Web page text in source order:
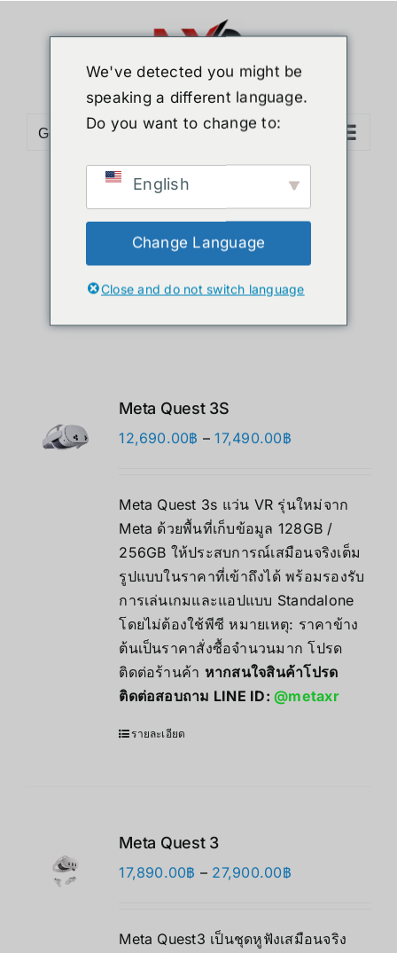
Go to...
Sort byDefault Order
Show36 Products
Meta Quest 3S
12,690.00฿ – 17,490.00฿Price
through
17,490.00฿
Meta Quest 3s แว่น VR รุ่นใหม่จาก
Meta ด้วยพื้นที่เก็บข้อมูล 128GB /
256GB ให้ประสบการณ์เสมือนจริงเต็ม
รูปแบบในราคาที่เข้าถึงได้ พร้อมรองรับ
การเล่นเกมและแอปแบบ Standalone
โดยไม่ต้องใช้พีซี หมายเหตุ: ราคาข้าง
ต้นเป็นราคาสั่งซื้อจำนวนมาก โปรด
ติดต่อร้านค้า หากสนใจสินค้าโปรด
ติดต่อสอบถาม LINE ID:@metaxr
รายละเอียด
Meta Quest 3
17,890.00฿ – 27,900.00฿Price
through
Meta Quest3 เป็นชุดหูฟังเสมือนจริง
We've detected you might be
speaking a different language.
Do you want to change to:
English
Change Language
Close and do not switch language